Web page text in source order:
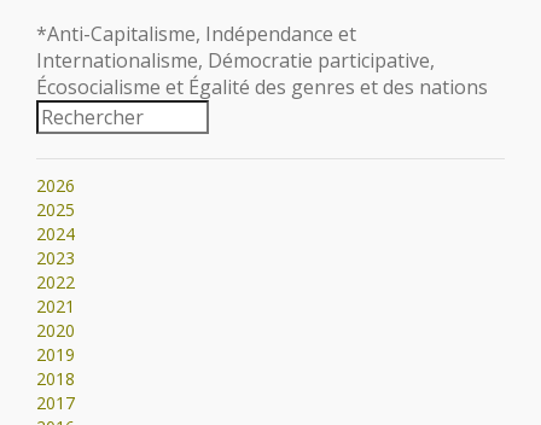
*Anti-Capitalisme, Indépendance et
Internationalisme, Démocratie participative,
Écosocialisme et Égalité des genres et des nations
2026
2025
2024
2023
2022
2021
2020
2019
2018
2017